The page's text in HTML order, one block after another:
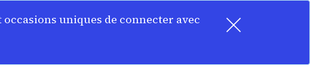
×
uniques de connecter avec